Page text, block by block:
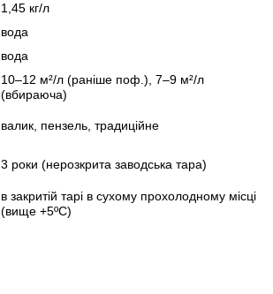
1,45 кг/л
вода
вода
10–12 м²/л (раніше поф.), 7–9 м²/л
(вбираюча)
валик, пензель, традиційне
3 роки (нерозкрита заводська тара)
в закритій тарі в сухому прохолодному місці
(вище +5ºC)